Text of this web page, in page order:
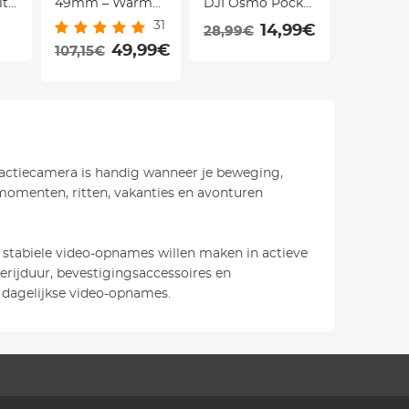
49mm – Warme
Cinematic Gloed
voor Portret &
31
107,15€ 49,99€
DJI Osmo Pocket
3, uitgebreid
28,99€ 14,99€
is handig wanneer je beweging,
ritten, vakanties en avonturen
video-opnames willen maken in actieve
bevestigingsaccessoires en
video-opnames.